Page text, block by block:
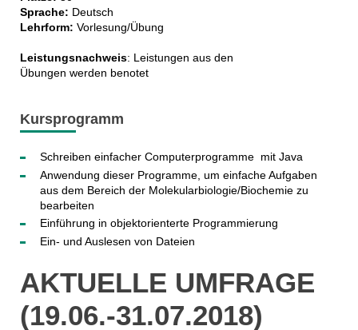
Sprache: Deutsch
Lehrform: Vorlesung/Übung
Leistungsnachweis: Leistungen aus den
Übungen werden benotet
Kursprogramm
Schreiben einfacher Computerprogramme mit Java
Anwendung dieser Programme, um einfache Aufgaben
aus dem Bereich der Molekularbiologie/Biochemie zu
bearbeiten
Einführung in objektorienterte Programmierung
Ein- und Auslesen von Dateien
AKTUELLE UMFRAGE
(19.06.-31.07.2018)